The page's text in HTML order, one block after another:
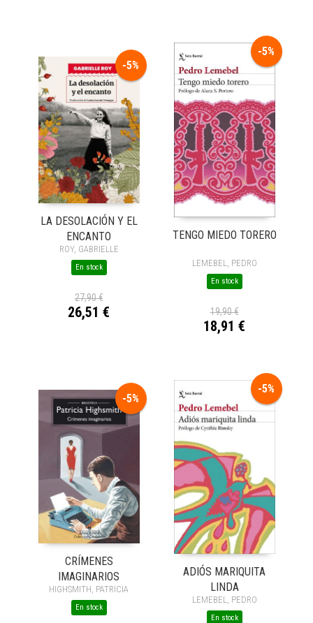
-5%
LA DESOLACIÓN Y EL
ENCANTO
ROY, GABRIELLE
En stock
27,90 €
26,51 €
-5%
TENGO MIEDO TORERO
LEMEBEL, PEDRO
En stock
19,90 €
18,91 €
-5%
CRÍMENES
IMAGINARIOS
HIGHSMITH, PATRICIA
En stock
-5%
ADIÓS MARIQUITA
LINDA
LEMEBEL, PEDRO
En stock